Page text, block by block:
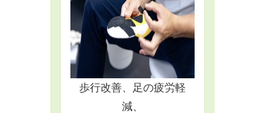
歩行改善、足の疲労軽
減、